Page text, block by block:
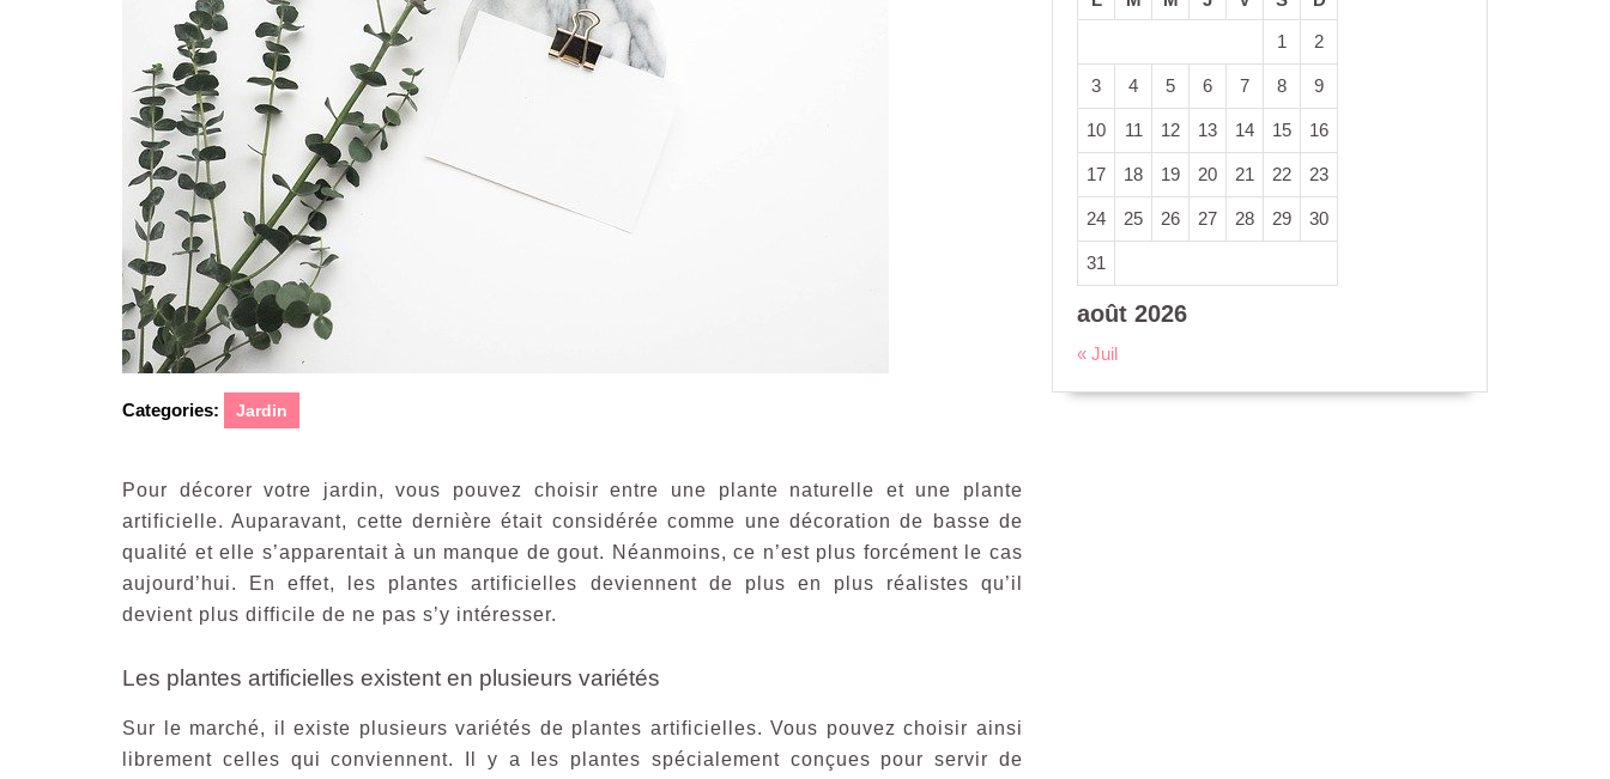
Categories: Jardin
Pour décorer votre jardin, vous pouvez choisir entre une plante naturelle et une plante
artificielle. Auparavant, cette dernière était considérée comme une décoration de basse de
qualité et elle s’apparentait à un manque de gout. Néanmoins, ce n’est plus forcément le cas
aujourd’hui. En effet, les plantes artificielles deviennent de plus en plus réalistes qu’il
devient plus difficile de ne pas s’y intéresser.
Les plantes artificielles existent en plusieurs variétés
Sur le marché, il existe plusieurs variétés de plantes artificielles. Vous pouvez choisir ainsi
librement celles qui conviennent. Il y a les plantes spécialement conçues pour servir de
août 2026
1 2
3 4 5 6 7 8 9
10 11 12 13 14 15 16
17 18 19 20 21 22 23
24 25 26 27 28 29 30
31
« Juil